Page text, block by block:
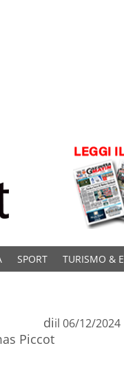
SPORT TURISMO &
di
Piccot
il 06/12/2024